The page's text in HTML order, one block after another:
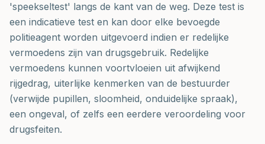
'speekseltest' langs de kant van de weg. Deze test is
een indicatieve test en kan door elke bevoegde
politieagent worden uitgevoerd indien er redelijke
vermoedens zijn van drugsgebruik. Redelijke
vermoedens kunnen voortvloeien uit afwijkend
rijgedrag, uiterlijke kenmerken van de bestuurder
(verwijde pupillen, sloomheid, onduidelijke spraak),
een ongeval, of zelfs een eerdere veroordeling voor
drugsfeiten.